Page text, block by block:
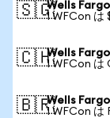
🇸🇬Wells
1 WFCon は
🇨🇭Wells
1 WFCon は
🇧🇷Wells
1 WFCon は